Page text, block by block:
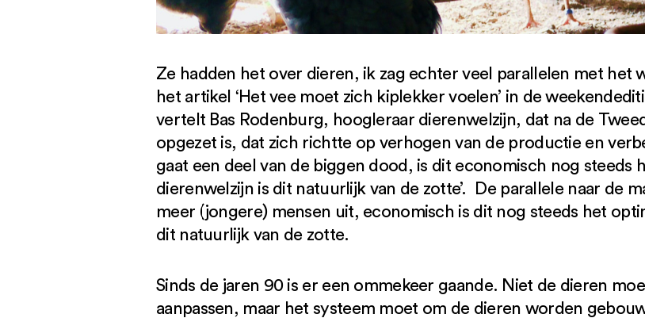
Ze hadden het over dieren, ik zag echter veel parallelen met het
het artikel ‘Het vee moet zich kiplekker voelen’ in de
vertelt Bas Rodenburg, hoogleraar dierenwelzijn, dat na de
opgezet is, dat zich richtte op verhogen van de productie en
gaat een deel van de biggen dood, is dit economisch nog steeds
dierenwelzijn is dit natuurlijk van de zotte’. De parallele naar de
meer (jongere) mensen uit, economisch is dit nog steeds het
dit natuurlijk van de zotte.
Sinds de jaren 90 is er een ommekeer gaande. Niet de dieren
aanpassen, maar het systeem moet om de dieren worden